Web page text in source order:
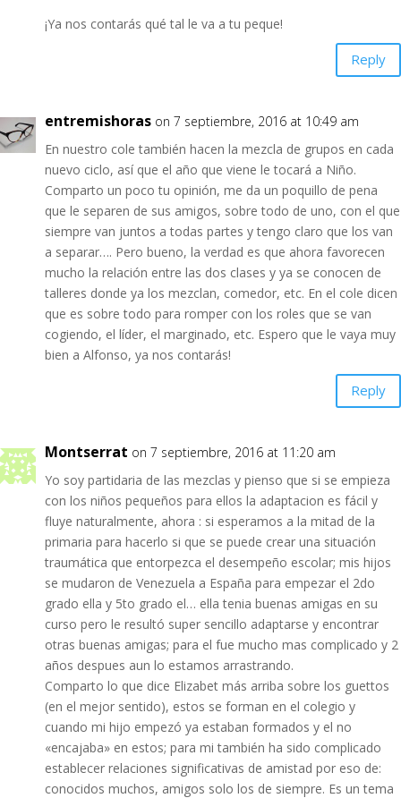
¡Ya nos contarás qué tal le va a tu peque!
Reply
entremishoras on 7 septiembre, 2016 at 10:49 am
En nuestro cole también hacen la mezcla de grupos en cada
nuevo ciclo, así que el año que viene le tocará a Niño.
Comparto un poco tu opinión, me da un poquillo de pena
que le separen de sus amigos, sobre todo de uno, con el que
siempre van juntos a todas partes y tengo claro que los van
a separar…. Pero bueno, la verdad es que ahora favorecen
mucho la relación entre las dos clases y ya se conocen de
talleres donde ya los mezclan, comedor, etc. En el cole dicen
que es sobre todo para romper con los roles que se van
cogiendo, el líder, el marginado, etc. Espero que le vaya muy
bien a Alfonso, ya nos contarás!
Reply
Montserrat on 7 septiembre, 2016 at 11:20 am
Yo soy partidaria de las mezclas y pienso que si se empieza
con los niños pequeños para ellos la adaptacion es fácil y
fluye naturalmente, ahora : si esperamos a la mitad de la
primaria para hacerlo si que se puede crear una situación
traumática que entorpezca el desempeño escolar; mis hijos
se mudaron de Venezuela a España para empezar el 2do
grado ella y 5to grado el… ella tenia buenas amigas en su
curso pero le resultó super sencillo adaptarse y encontrar
otras buenas amigas; para el fue mucho mas complicado y 2
años despues aun lo estamos arrastrando.
Comparto lo que dice Elizabet más arriba sobre los guettos
(en el mejor sentido), estos se forman en el colegio y
cuando mi hijo empezó ya estaban formados y el no
«encajaba» en estos; para mi también ha sido complicado
establecer relaciones significativas de amistad por eso de:
conocidos muchos, amigos solo los de siempre. Es un tema